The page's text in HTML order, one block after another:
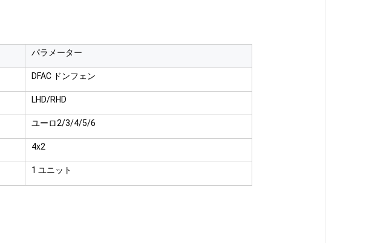
パラメーター
DFAC ドンフェン
LHD/RHD
ユーロ2/3/4/5/6
4x2
1 ユニット